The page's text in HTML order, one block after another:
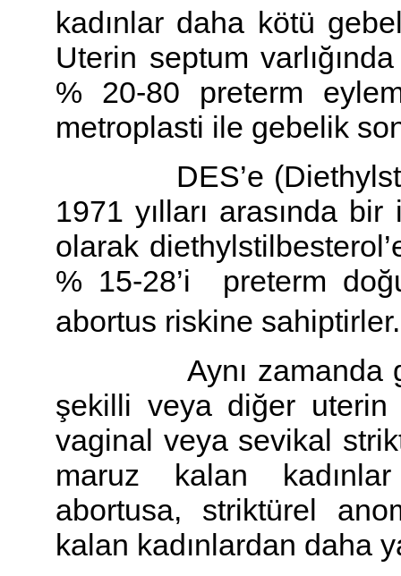
kadınlar daha kötü
Uterin septum
% 20-80 preterm
metroplasti ile gebelik
DES’e (Diethylstil
1971 yılları arasında
olarak
% 15-28’i preterm
abortus riskine
Aynı zamanda
şekilli veya diğer uterin
vaginal veya sevikal
maruz kalan
abortusa, striktürel
kalan kadınlardan daha